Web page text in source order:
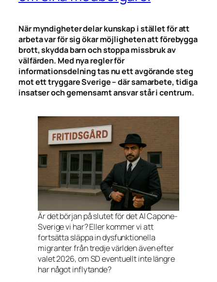
När myndigheter delar kunskap i stället för att
arbeta var för sig ökar möjligheten att förebygga
brott, skydda barn och stoppa missbruk av
välfärden. Med nya regler för
informationsdelning tas nu ett avgörande steg
mot ett tryggare Sverige – där samarbete, tidiga
insatser och gemensamt ansvar står i centrum.
Är det början på slutet för det Al Capone-
Sverige vi har? Eller kommer vi att
fortsätta släppa in dysfunktionella
migranter från tredje världen även efter
valet 2026, om SD eventuellt inte längre
har något inflytande?